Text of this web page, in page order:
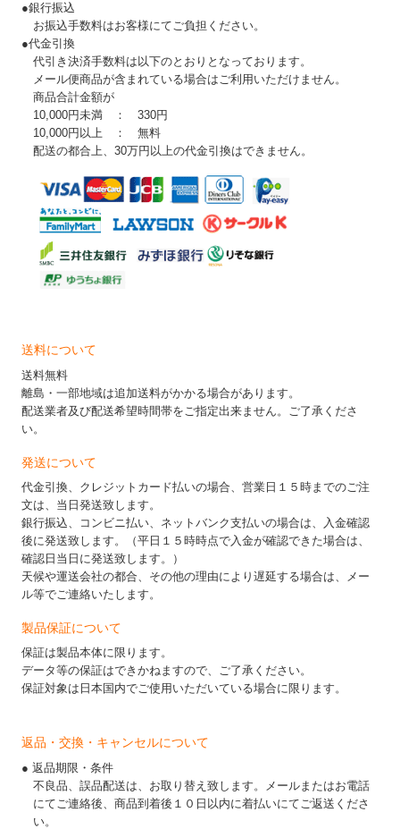
●銀行振込
お振込手数料はお客様にてご負担ください。
●代金引換
代引き決済手数料は以下のとおりとなっております。
メール便商品が含まれている場合はご利用いただけません。
商品合計金額が
10,000円未満 ： 330円
10,000円以上 ： 無料
配送の都合上、30万円以上の代金引換はできません。
送料について
送料無料
離島・一部地域は追加送料がかかる場合があります。
配送業者及び配送希望時間帯をご指定出来ません。ご了承くださ
い。
発送について
代金引換、クレジットカード払いの場合、営業日１５時までのご注
文は、当日発送致します。
銀行振込、コンビニ払い、ネットバンク支払いの場合は、入金確認
後に発送致します。（平日１５時時点で入金が確認できた場合は、
確認日当日に発送致します。）
天候や運送会社の都合、その他の理由により遅延する場合は、メー
ル等でご連絡いたします。
製品保証について
保証は製品本体に限ります。
データ等の保証はできかねますので、ご了承ください。
保証対象は日本国内でご使用いただいている場合に限ります。
返品・交換・キャンセルについて
● 返品期限・条件
不良品、誤品配送は、お取り替え致します。メールまたはお電話
にてご連絡後、商品到着後１０日以内に着払いにてご返送くださ
い。